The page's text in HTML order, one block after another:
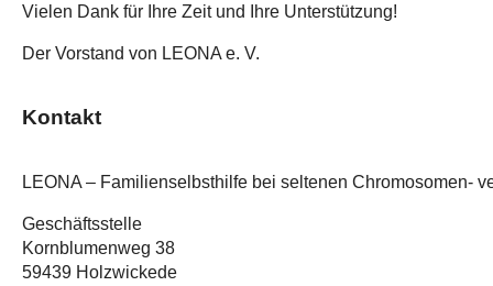
Vielen Dank für Ihre Zeit und Ihre Unterstützung!
Der Vorstand von LEONA e. V.
Kontakt
LEONA – Familienselbsthilfe bei seltenen Chromosomen-
Geschäftsstelle
Kornblumenweg 38
59439 Holzwickede